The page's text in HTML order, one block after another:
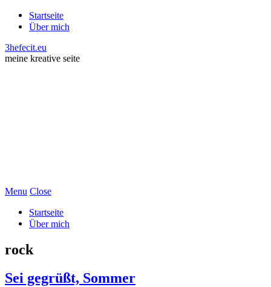
Startseite
Über mich
3hefecit.eu
meine kreative seite
Menu Close
Startseite
Über mich
rock
Sei gegrüßt, Sommer